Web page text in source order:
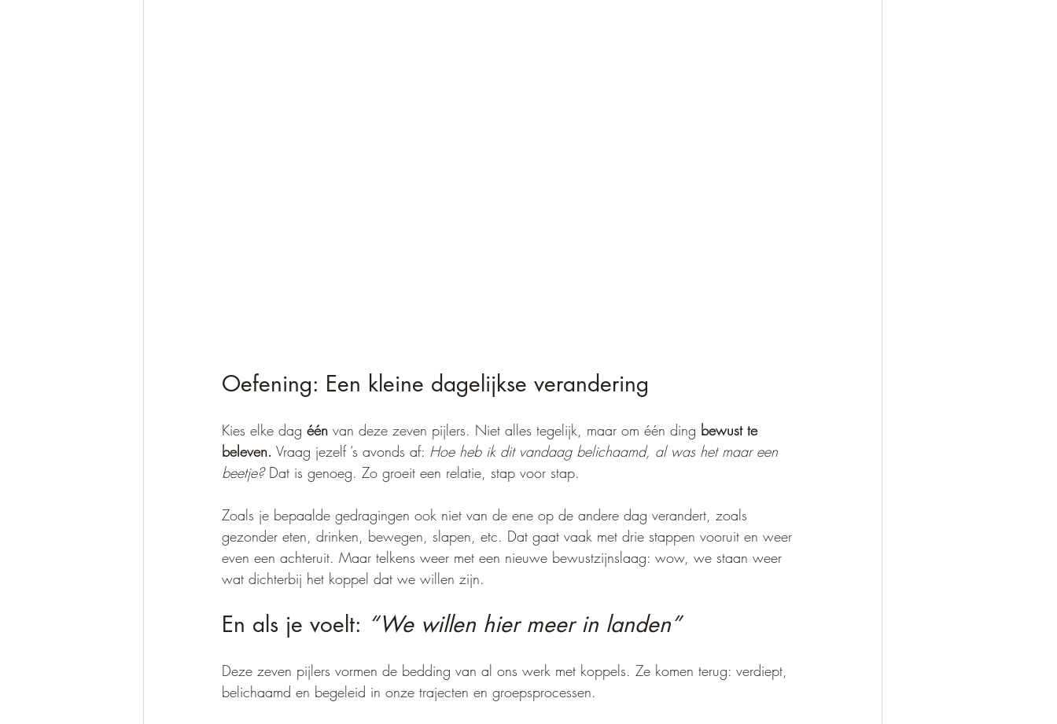
Oefening: Een kleine dagelijkse verandering
Kies elke dag één van deze zeven pijlers. Niet alles tegelijk, maar om één ding bewust te
beleven. Vraag jezelf ’s avonds af: Hoe heb ik dit vandaag belichaamd, al was het maar een
beetje? Dat is genoeg. Zo groeit een relatie, stap voor stap.
Zoals je bepaalde gedragingen ook niet van de ene op de andere dag verandert, zoals
gezonder eten, drinken, bewegen, slapen, etc. Dat gaat vaak met drie stappen vooruit en weer
even een achteruit. Maar telkens weer met een nieuwe bewustzijnslaag: wow, we staan weer
wat dichterbij het koppel dat we willen zijn.
En als je voelt: “We willen hier meer in landen”
Deze zeven pijlers vormen de bedding van al ons werk met koppels. Ze komen terug: verdiept,
belichaamd en begeleid in onze trajecten en groepsprocessen.